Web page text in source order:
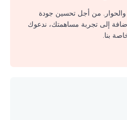
والحوار. من أجل تحسين جودة
إلى تجربة مساهمتك، ندعوك
بنا.